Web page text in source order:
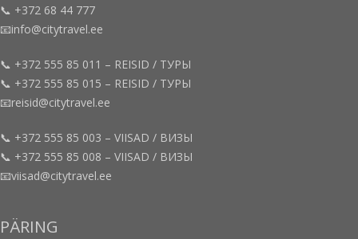
📞 +372 68 44 777
📧info@citytravel.ee
📞 +372 555 85 011 – REISID / ТУРЫ
📞 +372 555 85 015 – REISID / ТУРЫ
📧reisid@citytravel.ee
📞 +372 555 85 003 – VIISAD / ВИЗЫ
📞 +372 555 85 008 – VIISAD / ВИЗЫ
📧viisad@citytravel.ee
PÄRING